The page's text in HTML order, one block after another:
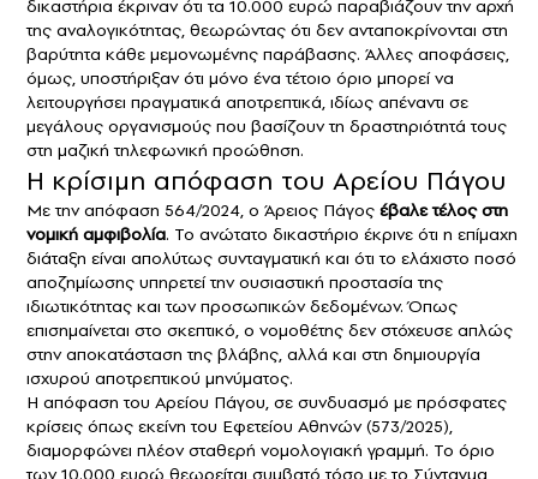
δικαστήρια έκριναν ότι τα 10.000 ευρώ παραβιάζουν την αρχή
της αναλογικότητας, θεωρώντας ότι δεν ανταποκρίνονται στη
βαρύτητα κάθε μεμονωμένης παράβασης. Άλλες αποφάσεις,
όμως, υποστήριξαν ότι μόνο ένα τέτοιο όριο μπορεί να
λειτουργήσει πραγματικά αποτρεπτικά, ιδίως απέναντι σε
μεγάλους οργανισμούς που βασίζουν τη δραστηριότητά τους
στη μαζική τηλεφωνική προώθηση.
Η κρίσιμη απόφαση του Αρείου Πάγου
Με την απόφαση 564/2024, ο Άρειος Πάγος έβαλε τέλος στη
νομική αμφιβολία. Το ανώτατο δικαστήριο έκρινε ότι η επίμαχη
διάταξη είναι απολύτως συνταγματική και ότι το ελάχιστο ποσό
αποζημίωσης υπηρετεί την ουσιαστική προστασία της
ιδιωτικότητας και των προσωπικών δεδομένων. Όπως
επισημαίνεται στο σκεπτικό, ο νομοθέτης δεν στόχευσε απλώς
στην αποκατάσταση της βλάβης, αλλά και στη δημιουργία
ισχυρού αποτρεπτικού μηνύματος.
Η απόφαση του Αρείου Πάγου, σε συνδυασμό με πρόσφατες
κρίσεις όπως εκείνη του Εφετείου Αθηνών (573/2025),
διαμορφώνει πλέον σταθερή νομολογιακή γραμμή. Το όριο